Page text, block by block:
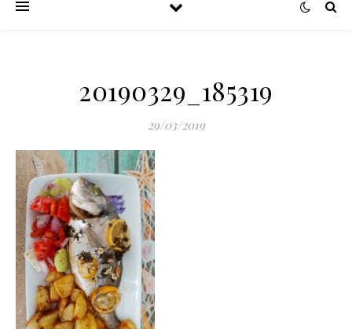
20190329_185319
29/03/2019